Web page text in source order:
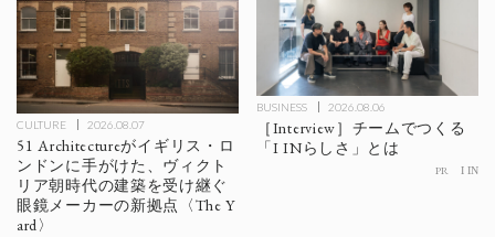
CULTURE 2026.08.07
51 Architectureがイギリス・ロ
ンドンに手がけた、ヴィクト
リア朝時代の建築を受け継ぐ
眼鏡メーカーの新拠点〈The Y
ard〉
BUSINESS 2026.08.06
［Interview］チームでつくる
「I INらしさ」とは
PR I IN